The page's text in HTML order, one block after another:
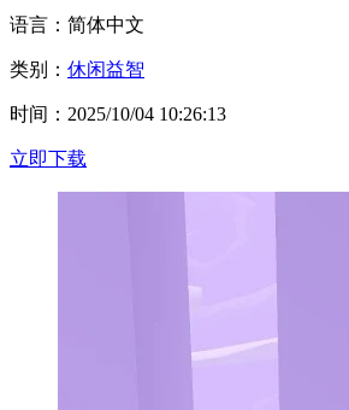
语言：简体中文
类别： 休闲益智
时间：2025/10/04 10:26:13
立即下载